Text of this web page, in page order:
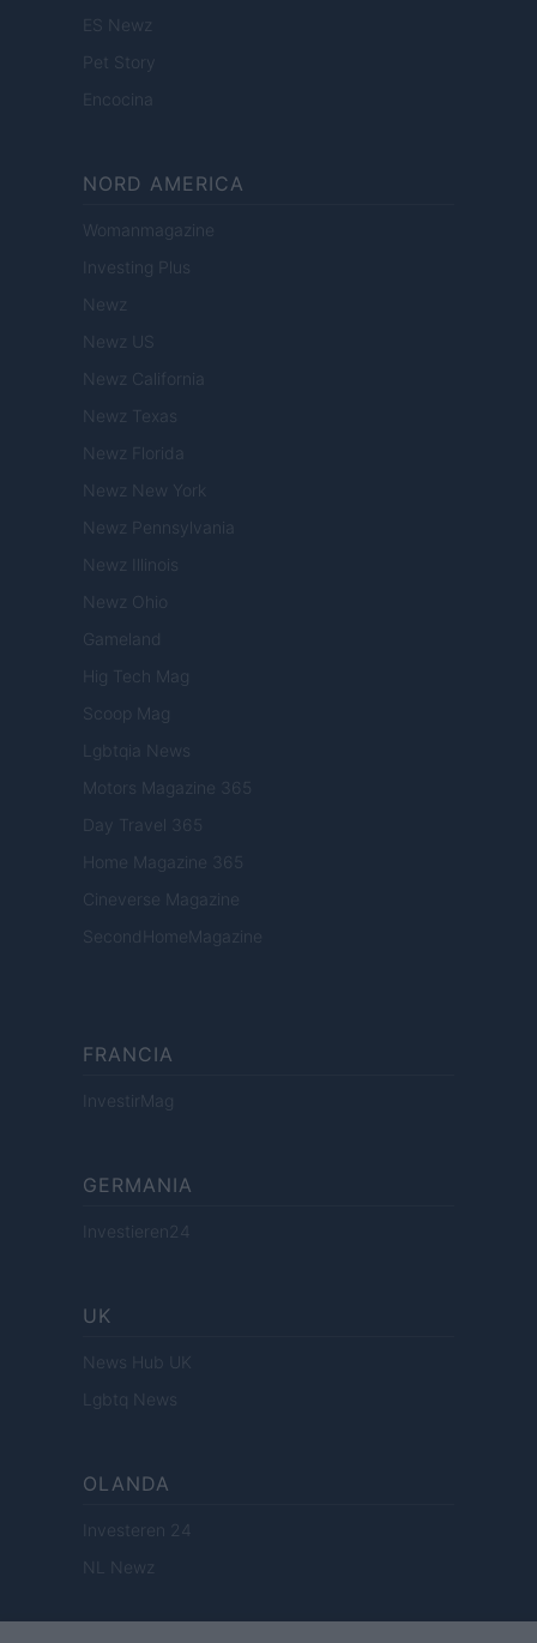
ES Newz
Pet Story
Encocina
NORD AMERICA
Womanmagazine
Investing Plus
Newz
Newz US
Newz California
Newz Texas
Newz Florida
Newz New York
Newz Pennsylvania
Newz Illinois
Newz Ohio
Gameland
Hig Tech Mag
Scoop Mag
Lgbtqia News
Motors Magazine 365
Day Travel 365
Home Magazine 365
Cineverse Magazine
SecondHomeMagazine
FRANCIA
InvestirMag
GERMANIA
Investieren24
UK
News Hub UK
Lgbtq News
OLANDA
Investeren 24
NL Newz